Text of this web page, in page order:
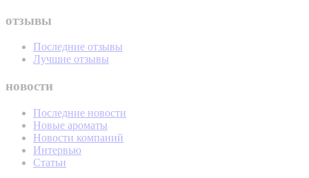
отзывы
Последние отзывы
Лучшие отзывы
новости
Последние новости
Новые ароматы
Новости компаний
Интервью
Статьи